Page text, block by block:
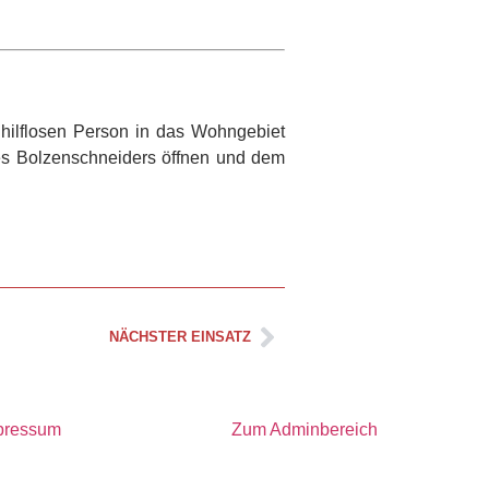
Person in das Wohngebiet
Bolzenschneiders öffnen und dem
NÄCHSTER EINSATZ
Zum Adminbereich